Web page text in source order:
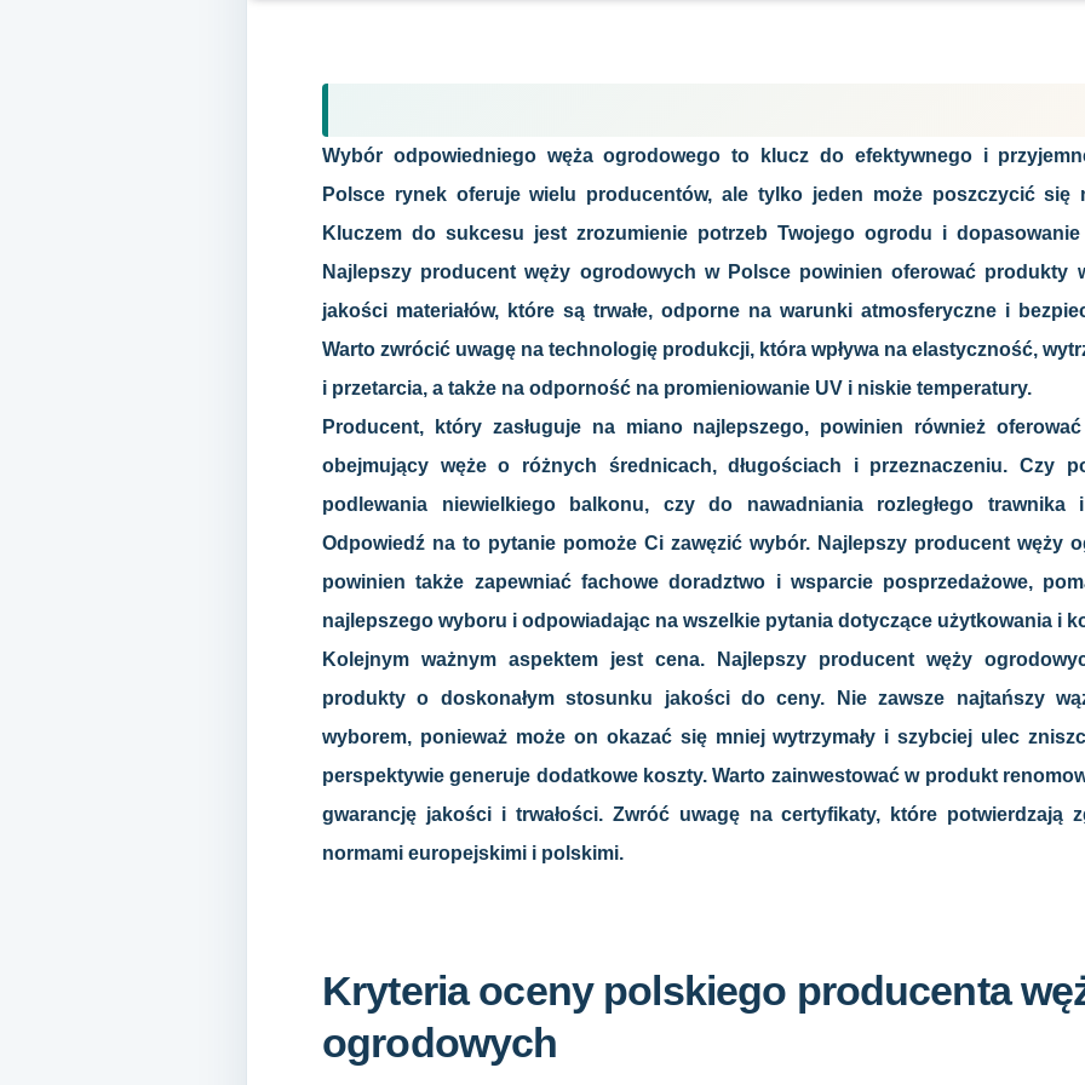
Wybór odpowiedniego węża ogrodowego to klucz do efektywnego i
Polsce rynek oferuje wielu producentów, ale tylko jeden może poszczycić się
Kluczem do sukcesu jest zrozumienie potrzeb Twojego ogrodu i
Najlepszy producent węży ogrodowych w Polsce powinien oferować produkty
jakości materiałów, które są trwałe, odporne na warunki atmosferyczne i
Warto zwrócić uwagę na technologię produkcji, która wpływa na elastyczność,
i przetarcia, a także na odporność na promieniowanie UV i niskie temperatury.
Producent, który zasługuje na miano najlepszego, powinien również
obejmujący węże o różnych średnicach, długościach i przeznaczeniu. Czy
podlewania niewielkiego balkonu, czy do nawadniania rozległego trawnika
Odpowiedź na to pytanie pomoże Ci zawęzić wybór. Najlepszy producent węży
powinien także zapewniać fachowe doradztwo i wsparcie posprzedażowe,
najlepszego wyboru i odpowiadając na wszelkie pytania dotyczące użytkowania i
Kolejnym ważnym aspektem jest cena. Najlepszy producent węży
produkty o doskonałym stosunku jakości do ceny. Nie zawsze najtańszy
wyborem, ponieważ może on okazać się mniej wytrzymały i szybciej ulec
perspektywie generuje dodatkowe koszty. Warto zainwestować w produkt
gwarancję jakości i trwałości. Zwróć uwagę na certyfikaty, które potwierdzają
normami europejskimi i polskimi.
Kryteria oceny polskiego producenta
ogrodowych